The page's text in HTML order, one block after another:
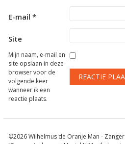
E-mail *
Site
Mijn naam, e-mail en
site opslaan in deze
browser voor de
volgende keer
wanneer ik een
reactie plaats.
©2026 Wilhelmus de Oranje Man -